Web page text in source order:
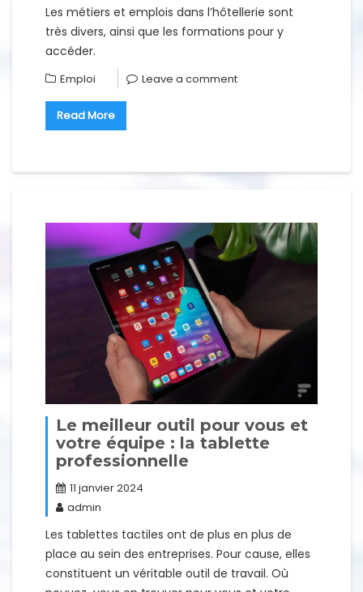
Les métiers et emplois dans l’hôtellerie sont
très divers, ainsi que les formations pour y
accéder.
Emploi Leave a comment
Read More
Le meilleur outil pour vous et
votre équipe : la tablette
professionnelle
11 janvier 2024
admin
Les tablettes tactiles ont de plus en plus de
place au sein des entreprises. Pour cause, elles
constituent un véritable outil de travail. Où